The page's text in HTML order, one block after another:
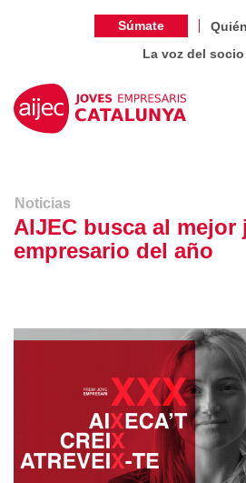
Súmate
La voz del socio
Noticias
AIJEC busca al mejor
empresario del año